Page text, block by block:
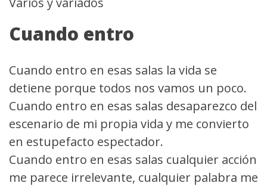
Cuando entro
Cuando entro en esas salas la vida se
detiene porque todos nos vamos un poco.
Cuando entro en esas salas desaparezco del
escenario de mi propia vida y me convierto
en estupefacto espectador.
Cuando entro en esas salas cualquier acción
me parece irrelevante, cualquier palabra me